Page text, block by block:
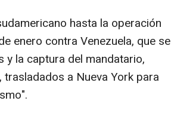
hasta la operación
enero contra Venezuela, que se
y la captura del mandatario,
a Nueva York para